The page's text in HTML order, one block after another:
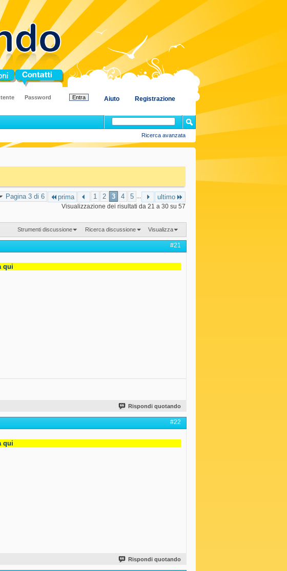
Contatti
Registrazione
Aiuto
Ricerca avanzata
Pagina 3 di 6 prima 1 2 3 4 5 ... ultimo
Visualizzazione dei risultati da 21 a 30 su 57
Strumenti discussione Ricerca discussione Visualizza
#21
qui
Rispondi quotando
#22
qui
Rispondi quotando